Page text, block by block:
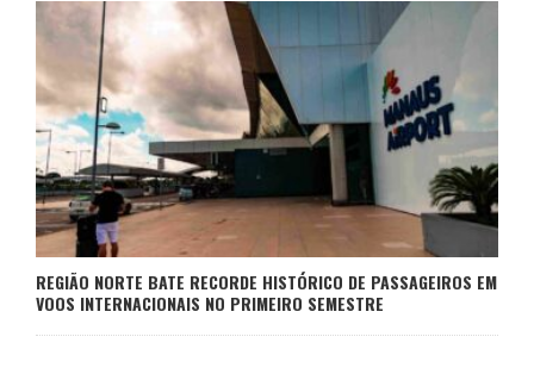
REGIÃO NORTE BATE RECORDE HISTÓRICO DE PASSAGEIROS EM
VOOS INTERNACIONAIS NO PRIMEIRO SEMESTRE